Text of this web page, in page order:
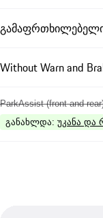
Without Warn and
ParkAssist (front and
განახლდა: უკანა და